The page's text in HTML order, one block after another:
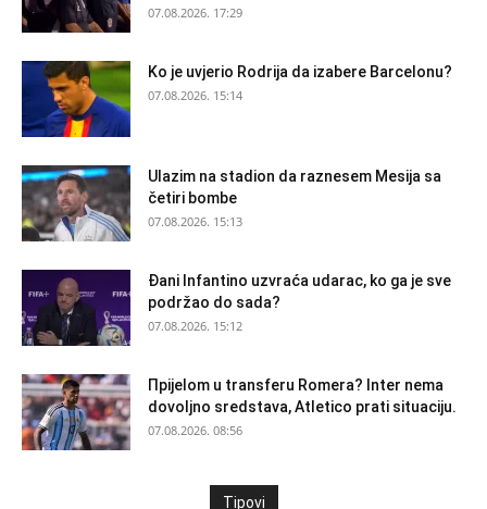
07.08.2026. 17:29
Ko je uvjerio Rodrija da izabere Barcelonu?
07.08.2026. 15:14
Ulazim na stadion da raznesem Mesija sa
četiri bombe
07.08.2026. 15:13
Đani Infantino uzvraća udarac, ko ga je sve
podržao do sada?
07.08.2026. 15:12
Прijelom u transferu Romera? Inter nema
dovoljno sredstava, Atletico prati situaciju.
07.08.2026. 08:56
Tipovi